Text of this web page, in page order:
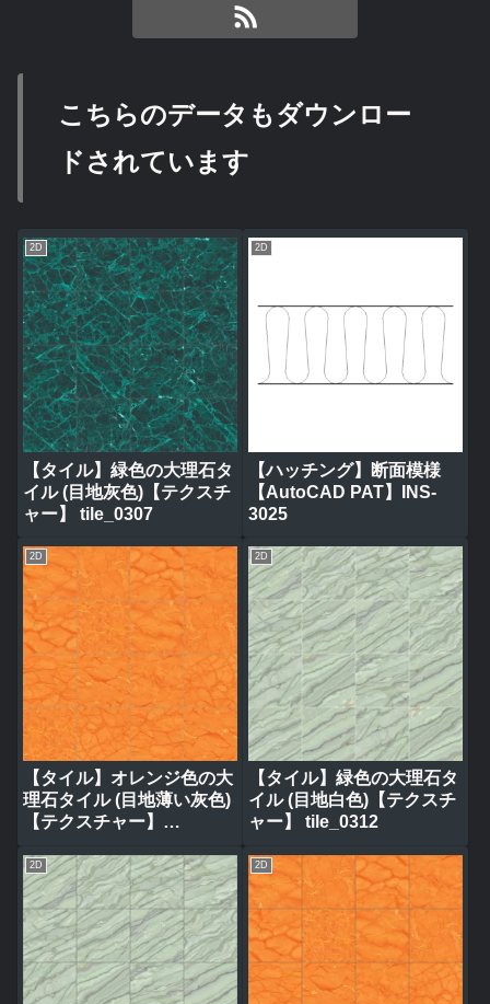
こちらのデータもダウンロー
ドされています
2D
【タイル】緑色の大理石タ
イル (目地灰色)【テクスチ
ャー】 tile_0307
2D
【ハッチング】断面模様
【AutoCAD PAT】INS-
3025
2D
【タイル】オレンジ色の大
理石タイル (目地薄い灰色)
【テクスチャー】
2D
【タイル】緑色の大理石タ
イル (目地白色)【テクスチ
ャー】 tile_0312
2D 2D